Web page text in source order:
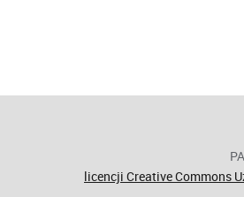
licencji Creative Commons